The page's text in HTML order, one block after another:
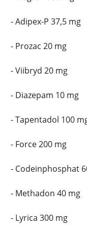
- Adipex-P 37,5 mg
- Prozac 20 mg
- Viibryd 20 mg
- Diazepam 10 mg
- Tapentadol 100
- Force 200 mg
- Codeinphosphat
- Methadon 40 mg
- Lyrica 300 mg